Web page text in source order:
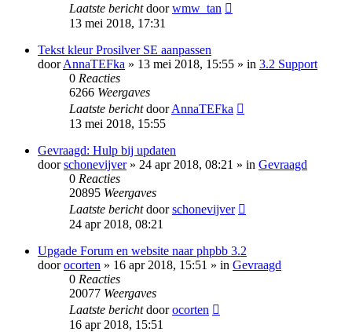
Laatste berichtdoorwmw_tan
13 mei 2018, 17:31
Tekst kleur Prosilver SE aanpassen
doorAnnaTEFka » 13 mei 2018, 15:55 » in 3.2 Support
0 Reacties
6266 Weergaves
Laatste berichtdoorAnnaTEFka
13 mei 2018, 15:55
Gevraagd: Hulp bij updaten
doorschonevijver» 24 apr 2018, 08:21 » in Gevraagd
0 Reacties
20895 Weergaves
Laatste berichtdoorschonevijver
24 apr 2018, 08:21
Upgade Forum en website naar phpbb 3.2
doorocorten » 16 apr 2018, 15:51 » in Gevraagd
0 Reacties
20077 Weergaves
Laatste berichtdoorocorten
16 apr 2018, 15:51